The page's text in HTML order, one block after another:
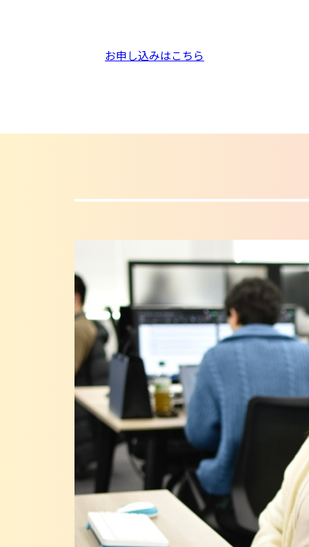
お申し込みはこちら